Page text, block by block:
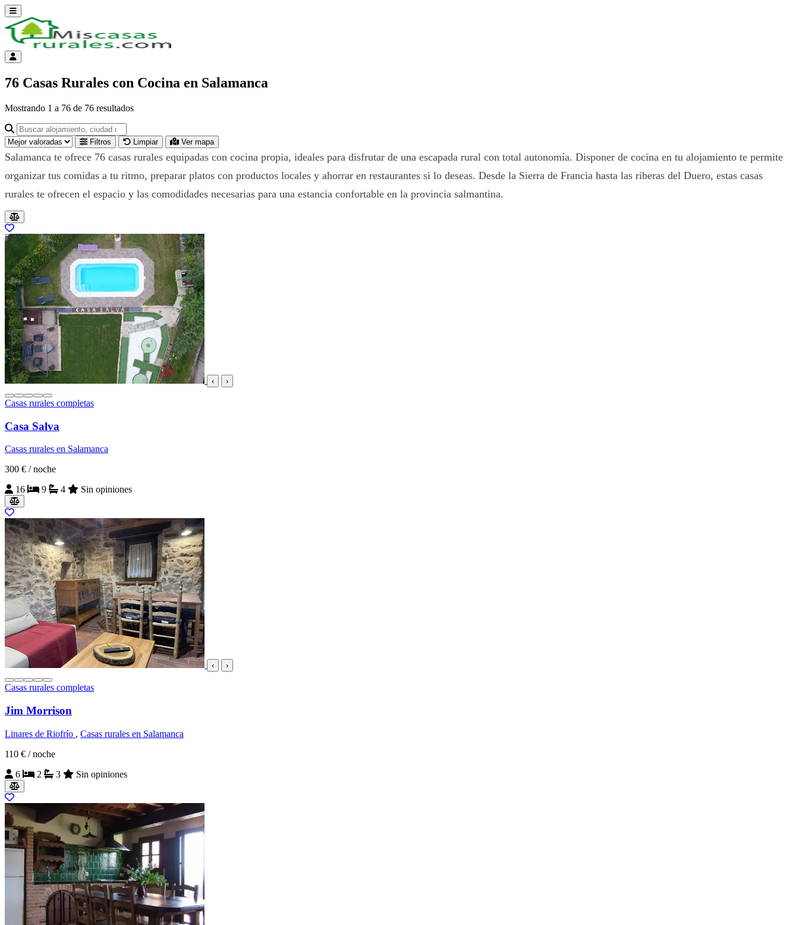
Abrir menú
Menú de cuenta
76 Casas Rurales con Cocina en Salamanca
Mostrando 1 a 76 de 76 resultados
Buscar alojamiento, ciudad o provincia para ir a su página
Filtros Limpiar Ver mapa
Salamanca te ofrece 76 casas rurales equipadas con cocina propia, ideales para disfrutar de una escapada rural con total autonomía. Disponer de cocina en tu alojamiento te permite
organizar tus comidas a tu ritmo, preparar platos con productos locales y ahorrar en restaurantes si lo deseas. Desde la Sierra de Francia hasta las riberas del Duero, estas casas
rurales te ofrecen el espacio y las comodidades necesarias para una estancia confortable en la provincia salmantina.
Resultados del listado
‹ ›
Casas rurales completas
Casa Salva
Casas rurales en Salamanca
300 € / noche
16
9 4 Sin opiniones
‹ ›
Casas rurales completas
Jim Morrison
Linares de Riofrío , Casas rurales en Salamanca
110 € / noche
6
2 3 Sin opiniones